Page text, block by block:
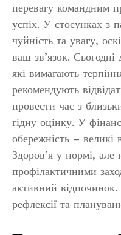
перевагу командним
успіх. У стосунках з
чуйність та увагу,
ваш зв’язок.
які вимагають
рекомендують
провести час з
гідну оцінку. У
обережність – великі
Здоров’я у нормі, але
профілактичними
активний відпочинок.
рефлексії та